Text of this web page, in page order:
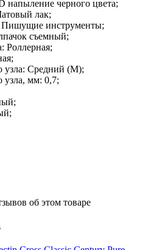
напыление черного цвета;
лак;
Пишущие инструменты;
съемный;
Роллерная;
Средний (М);
мм: 0,7;
об этом товаре